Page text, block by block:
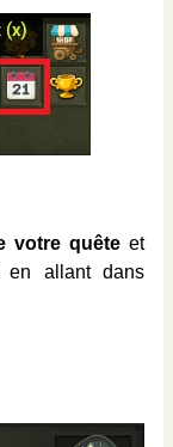
votre quêteet
en allant dans